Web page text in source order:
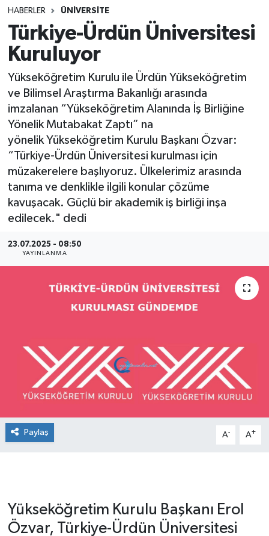
HABERLER ÜNİVERSİTE
Türkiye-Ürdün Üniversitesi
Kuruluyor
Yükseköğretim Kurulu ile Ürdün Yükseköğretim
ve Bilimsel Araştırma Bakanlığı arasında
imzalanan “Yükseköğretim Alanında İş Birliğine
Yönelik Mutabakat Zaptı” na
yönelik Yükseköğretim Kurulu Başkanı Özvar:
“Türkiye-Ürdün Üniversitesi kurulması için
müzakerelere başlıyoruz. Ülkelerimiz arasında
tanıma ve denklikle ilgili konular çözüme
kavuşacak. Güçlü bir akademik iş birliği inşa
edilecek." dedi
23.07.2025 - 08:50
YAYINLANMA
Paylaş A- A+
Yükseköğretim Kurulu Başkanı Erol
Özvar, Türkiye-Ürdün Üniversitesi
YARIŞMA/ETKİNLİKLER
ANKET
AKADEMİK/BİLİM
MEVZUAT/KARARLAR